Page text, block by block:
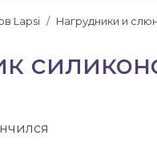
Lapsi Нагрудники и